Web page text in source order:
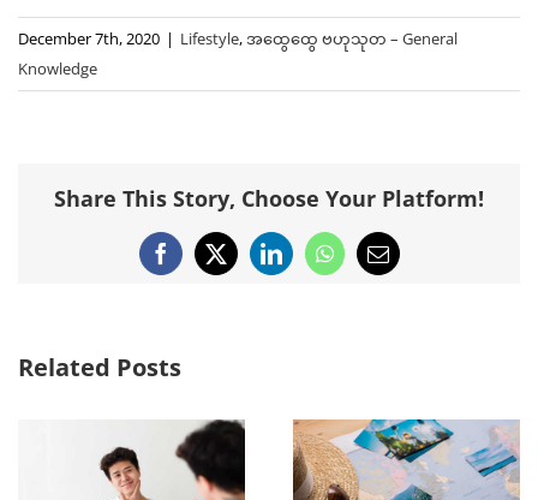
December 7th, 2020 | Lifestyle,အထွေထွေ ဗဟုသုတ – General
Knowledge
Share This Story, Choose Your Platform!
Facebook
X LinkedInWhatsApp
Email
Related Posts